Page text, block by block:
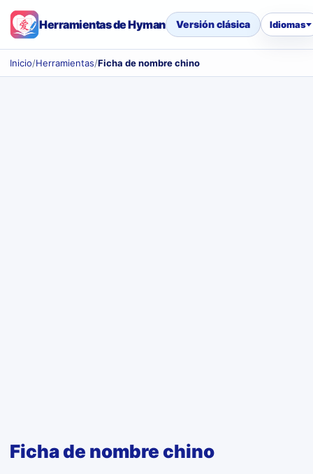
Herramientas de Hyman Versión clásica Idiomas
Inicio/Herramientas/Ficha de nombre chino
Ficha de nombre chino